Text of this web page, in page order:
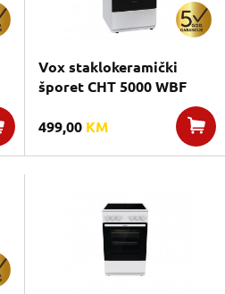
Vox staklokeramički
šporet CHT 5000 WBF
499,00 KM